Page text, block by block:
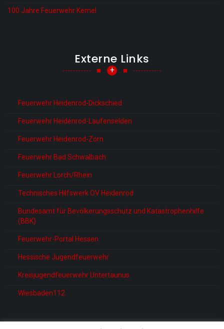
100 Jahre Feuerwehr Kemel
Externe Links
+
Feuerwehr Heidenrod-Dickschied
Feuerwehr Heidenrod-Laufenselden
Feuerwehr Heidenrod-Zorn
Feuerwehr Bad Schwalbach
Feuerwehr Lorch/Rhein
Technisches Hilfswerk OV Heidenrod
Bundesamt für Bevölkerungsschutz und Katastrophenhilfe
(BBK)
Feuerwehr-Portal Hessen
Hessische Jugendfeuerwehr
Kreisjugendfeuerwehr Untertaunus
Wiesbaden112